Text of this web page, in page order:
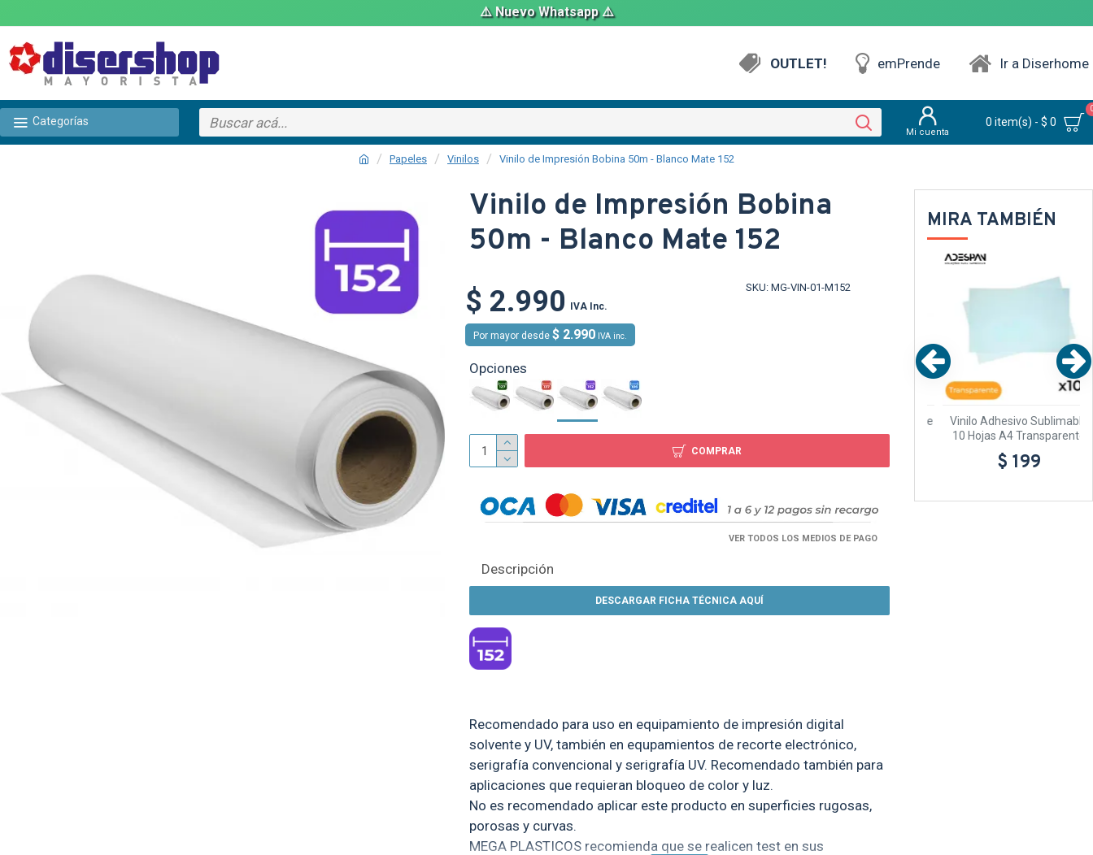
⚠️ Nuevo Whatsapp ⚠️
OUTLET! emPrende Ir a Diserhome
Categorías
Mi cuenta
0 item(s) - $ 0
Papeles Vinilos Vinilo de Impresión Bobina 50m - Blanco Mate 152
Vinilo de Impresión Bobina
50m - Blanco Mate 152
$ 2.990 IVA Inc.
SKU: MG-VIN-01-M152
Por mayor desde $ 2.990 IVA inc.
Opciones
COMPRAR
Descripción
DESCARGAR FICHA TÉCNICA AQUÍ
Recomendado para uso en equipamiento de impresión digital
solvente y UV, también en equpamientos de recorte electrónico,
serigrafía convencional y serigrafía UV. Recomendado también para
aplicaciones que requieran bloqueo de color y luz.
No es recomendado aplicar este producto en superficies rugosas,
porosas y curvas.
MEGA PLASTICOS recomienda que se realicen test en sus
VER TODOS LOS MEDIOS DE PAGO
MIRA TAMBIÉN
Blanco
$ 349
Vinilo Craft Express
$ 199
TEXTTRANSPARENTE
Vinilo Adhesivo Sublimable
10 Hojas A4 Transparente
$ 199